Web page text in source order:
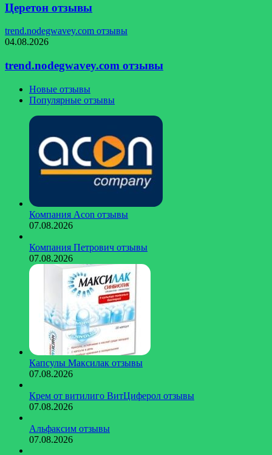
Церетон отзывы
trend.nodegwavey.com отзывы
04.08.2026
trend.nodegwavey.com отзывы
Новые отзывы
Популярные отзывы
Компания Acon отзывы
07.08.2026
Компания Петрович отзывы
07.08.2026
Капсулы Максилак отзывы
07.08.2026
Крем от витилиго ВитЦиферол отзывы
07.08.2026
Альфаксим отзывы
07.08.2026